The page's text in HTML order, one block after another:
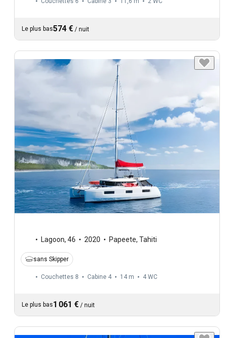
Le plus bas574 € / nuit
Lagoon, 46 2020 Papeete, Tahiti
sans Skipper
Couchettes 8 Cabine 4 14 m 4 WC
Le plus bas1 061 € / nuit